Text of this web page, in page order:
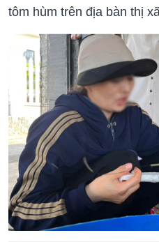
tôm hùm trên địa bàn thị